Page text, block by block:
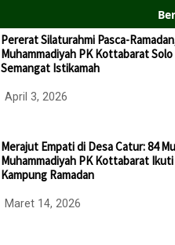
Pererat Silaturahmi Pasca-
Muhammadiyah PK Kottabarat Solo
Semangat Istikamah
April 3, 2026
Merajut Empati di Desa Catur: 84
Muhammadiyah PK Kottabarat
Kampung Ramadan
Maret 14, 2026